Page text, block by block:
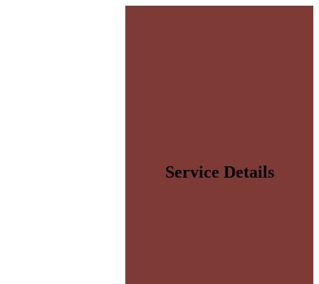
Service Details